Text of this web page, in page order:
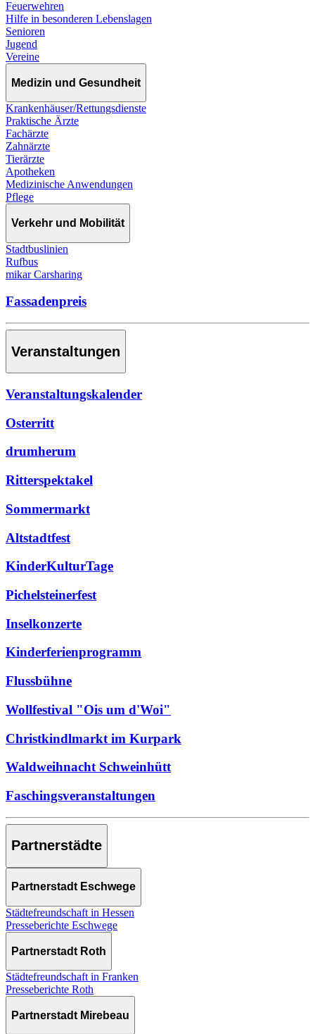
Feuerwehren
Hilfe in besonderen Lebenslagen
Senioren
Jugend
Vereine
Medizin und Gesundheit
Krankenhäuser/Rettungsdienste
Praktische Ärzte
Fachärzte
Zahnärzte
Tierärzte
Apotheken
Medizinische Anwendungen
Pflege
Verkehr und Mobilität
Stadtbuslinien
Rufbus
mikar Carsharing
Fassadenpreis
Veranstaltungen
Veranstaltungskalender
Osterritt
drumherum
Ritterspektakel
Sommermarkt
Altstadtfest
KinderKulturTage
Pichelsteinerfest
Inselkonzerte
Kinderferienprogramm
Flussbühne
Wollfestival "Ois um d'Woi"
Christkindlmarkt im Kurpark
Waldweihnacht Schweinhütt
Faschingsveranstaltungen
Partnerstädte
Partnerstadt Eschwege
Städtefreundschaft in Hessen
Presseberichte Eschwege
Partnerstadt Roth
Städtefreundschaft in Franken
Presseberichte Roth
Partnerstadt Mirebeau